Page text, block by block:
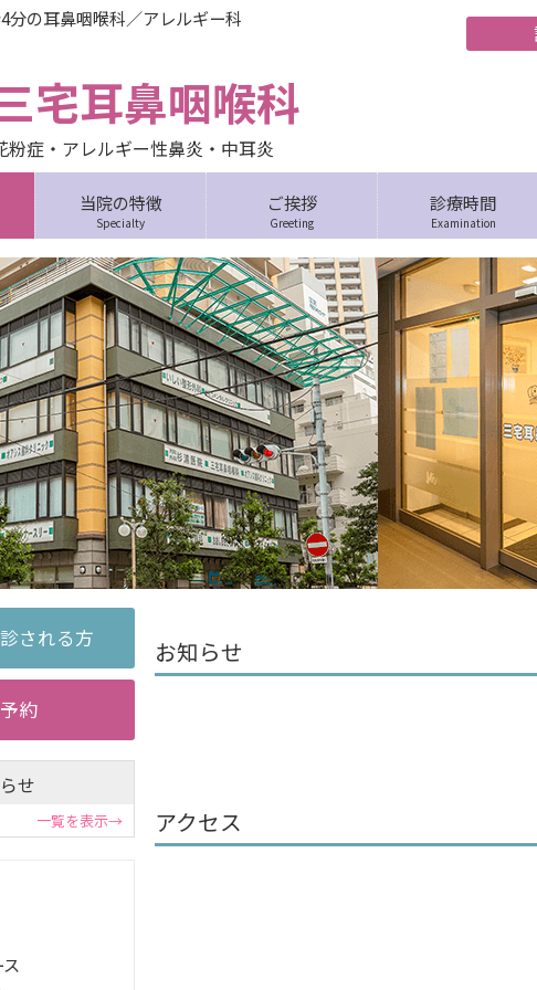
分の耳鼻咽喉科／アレルギー科
宅耳鼻咽喉科
粉症・アレルギー性鼻炎・中耳炎
当院の特徴
Specialty
ご挨拶
Greeting
診療時間
Examination
お知らせ
アクセス
せ
一覧を表示→